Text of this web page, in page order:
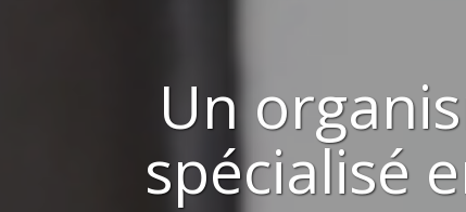
Un
spécialisé